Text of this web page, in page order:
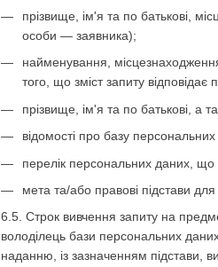
прізвище, ім'я та по батькові,
особи — заявника);
найменування,
того, що зміст запиту
прізвище, ім'я та по батькові, а
відомості про базу
перелік персональних даних, що
мета та/або правові підстави для
6.5. Строк вивчення запиту на
володілець бази персональних
наданню, із зазначенням підстави,